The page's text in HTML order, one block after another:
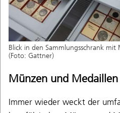
Blick in den Sammlungsschrank mit
(Foto: Gattner)
Münzen und Medaillen
Immer wieder weckt der